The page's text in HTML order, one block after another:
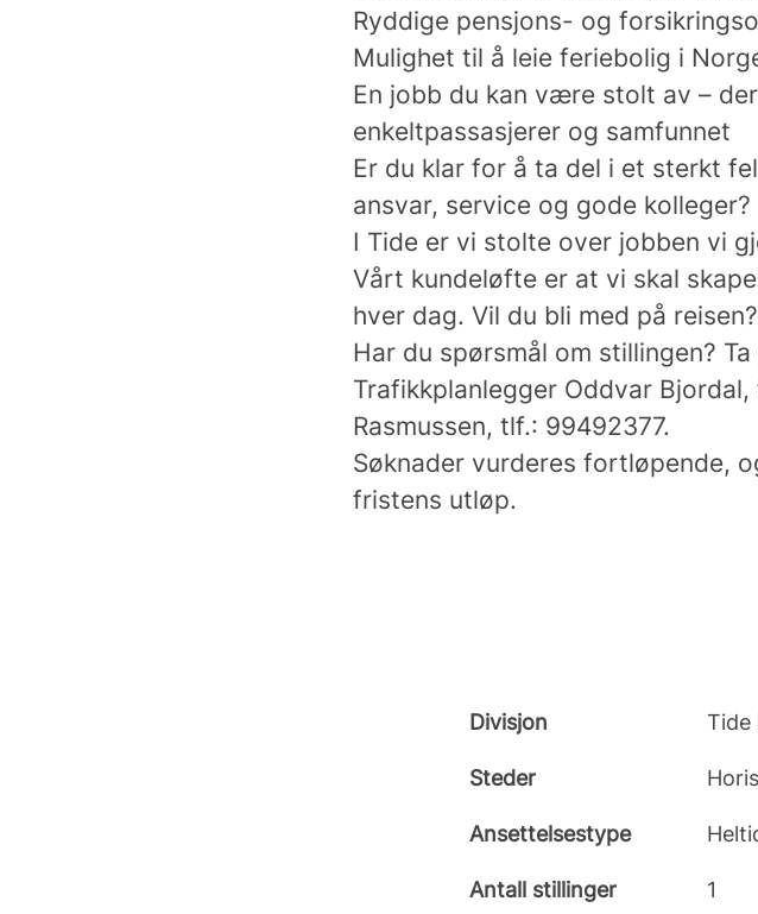
Ryddige pensjons- og
Mulighet til å leie feriebolig i
En jobb du kan være stolt av –
enkeltpassasjerer og samfunnet
Er du klar for å ta del i et sterkt
ansvar, service og gode kolleger?
I Tide er vi stolte over jobben vi
Vårt kundeløfte er at vi skal
hver dag. Vil du bli med på reisen?
Har du spørsmål om stillingen?
Trafikkplanlegger Oddvar
Rasmussen, tlf.: 99492377.
Søknader vurderes fortløpende,
fristens utløp.
Divisjon Tide
Steder
Ansettelsestype
Antall stillinger 1